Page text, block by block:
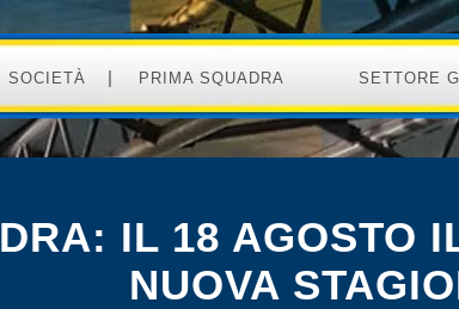
SOCIETÀ PRIMA SQUADRA SETTORE
IL 18 AGOSTO
NUOVA